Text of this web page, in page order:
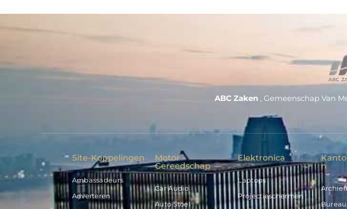
ABC Zaken , Gemeenschap Van
Site-Koppelingen
Ambassadeurs
Adverteren
Motor -
Gereedschap
Car Audio
Auto Stoel
Elektronica
Laptops
Projectieschermen
N
Bureau